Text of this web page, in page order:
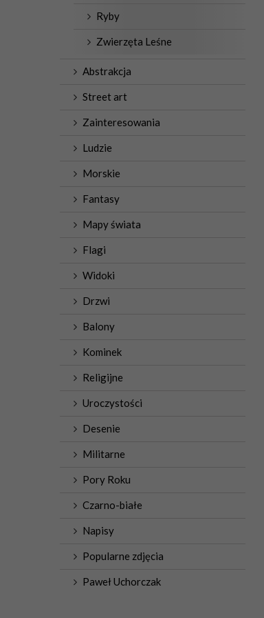
Ryby
Zwierzęta Leśne
Abstrakcja
Street art
Zainteresowania
Ludzie
Morskie
Fantasy
Mapy świata
Flagi
Widoki
Drzwi
Balony
Kominek
Religijne
Uroczystości
Desenie
Militarne
Pory Roku
Czarno-białe
Napisy
Popularne zdjęcia
Paweł Uchorczak